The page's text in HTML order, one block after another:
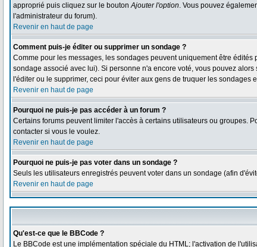
approprié puis cliquez sur le boutonAjouter l'option. Vous pouvez
l'administrateur du forum).
Revenir en haut de page
Comment puis-je éditer ou supprimer un sondage ?
Comme pour les messages, les sondages peuvent uniquement être
sondage associé avec lui). Si personne n'a encore voté, vous pouvez
l'éditer ou le supprimer, ceci pour éviter aux gens de truquer les
Revenir en haut de page
Pourquoi ne puis-je pas accéder à un forum ?
Certains forums peuvent limiter l'accès à certains utilisateurs ou groupes.
contacter si vous le voulez.
Revenir en haut de page
Pourquoi ne puis-je pas voter dans un sondage ?
Seuls les utilisateurs enregistrés peuvent voter dans un sondage (afin
Revenir en haut de page
Qu'est-ce que le BBCode ?
Le BBCode est une implémentation spéciale du HTML; l'activation de